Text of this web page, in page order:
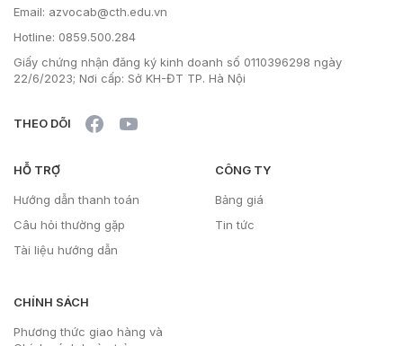
Email: azvocab@cth.edu.vn
Hotline: 0859.500.284
Giấy chứng nhận đăng ký kinh doanh số 0110396298 ngày
22/6/2023; Nơi cấp: Sở KH-ĐT TP. Hà Nội
THEO DÕI
HỖ TRỢ
Hướng dẫn thanh toán
Câu hỏi thường gặp
Tài liệu hướng dẫn
CÔNG TY
Bảng giá
Tin tức
CHÍNH SÁCH
Phương thức giao hàng và